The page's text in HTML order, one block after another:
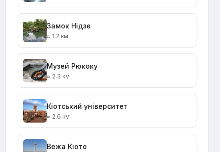
Замок Нідзе
≈ 1.2 км
Музей Рюкоку
≈ 2.3 км
Кіотський університет
≈ 2.6 км
Вежа Кіото